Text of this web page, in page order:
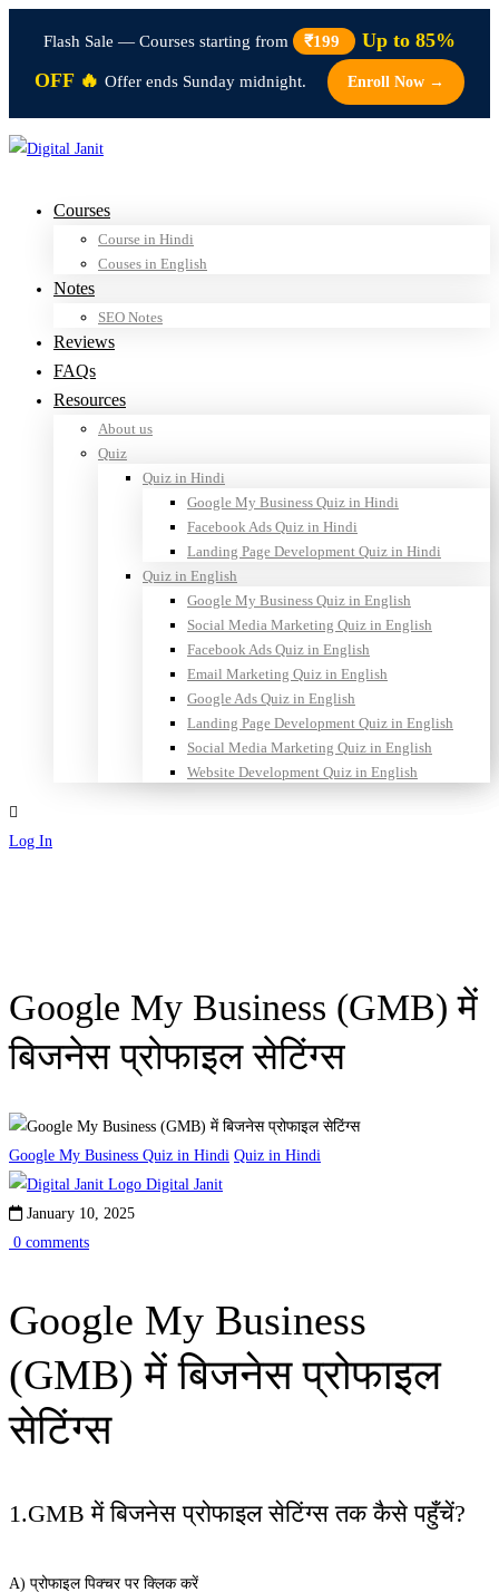
Flash Sale — Courses starting from ₹199
Up to 85%
OFF 🔥 Offer ends Sunday midnight. Enroll Now →
Courses
Course in Hindi
Couses in English
Notes
SEO Notes
Reviews
FAQs
Resources
About us
Quiz
Quiz in Hindi
Google My Business Quiz in Hindi
Facebook Ads Quiz in Hindi
Landing Page Development Quiz in Hindi
Quiz in English
Google My Business Quiz in English
Social Media Marketing Quiz in English
Facebook Ads Quiz in English
Email Marketing Quiz in English
Google Ads Quiz in English
Landing Page Development Quiz in English
Social Media Marketing Quiz in English
Website Development Quiz in English
Log In
Google My Business (GMB) में
बिजनेस प्रोफाइल सेटिंग्स
Google My Business Quiz in Hindi Quiz in Hindi
Digital Janit
January 10, 2025
0 comments
Google My Business
(GMB) में बिजनेस प्रोफाइल
सेटिंग्स
1.GMB में बिजनेस प्रोफाइल सेटिंग्स तक कैसे पहुँचें?
A) प्रोफाइल पिक्चर पर क्लिक करें